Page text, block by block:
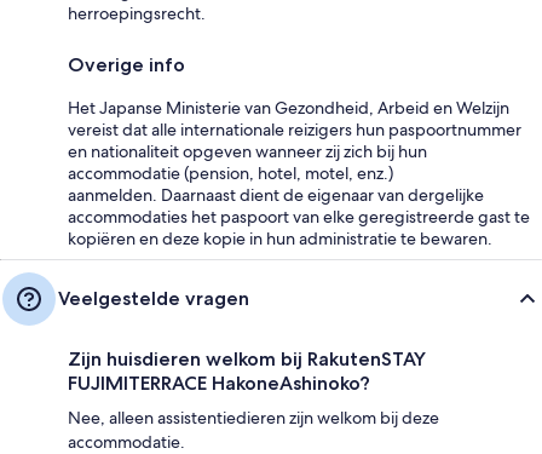
herroepingsrecht.
Overige info
Het Japanse Ministerie van Gezondheid, Arbeid en Welzijn
vereist dat alle internationale reizigers hun paspoortnummer
en nationaliteit opgeven wanneer zij zich bij hun
accommodatie (pension, hotel, motel, enz.)
aanmelden. Daarnaast dient de eigenaar van dergelijke
accommodaties het paspoort van elke geregistreerde gast te
kopiëren en deze kopie in hun administratie te bewaren.
Veelgestelde vragen
Zijn huisdieren welkom bij RakutenSTAY
FUJIMITERRACE HakoneAshinoko?
Nee, alleen assistentiedieren zijn welkom bij deze
accommodatie.